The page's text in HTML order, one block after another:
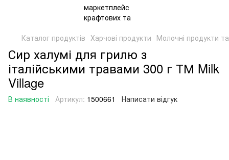
Каталог продуктів Харчові продукти Молочні продукти
Сир халумі для грилю з
італійськими травами 300 г ТМ Milk
Village
В наявності Артикул: 1500661 Написати відгук